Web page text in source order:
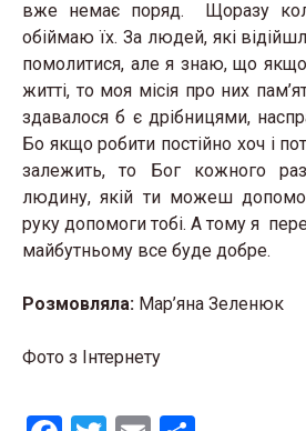
вже немає поряд. Щоразу
обіймаю їх. За людей, які
помолитися, але я знаю, що
житті, то моя місія про них
здавалося б є дрібницями,
Бо якщо робити постійно хоч і
залежить, то Бог кожного
людину, якій ти можеш
руку допомоги тобі. А тому я
майбутньому все буде добре.
Розмовляла: Мар’яна Зеленюк
Фото з Інтернету